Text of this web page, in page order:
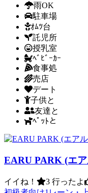
雨OK
駐車場
ｵﾑﾂ台
託児所
授乳室
ﾍﾞﾋﾞｰｶｰ
食事処
売店
デート
子供と
友達と
ﾍﾟｯﾄと
EARU PARK (エ
イイね！ 3 行ったよ